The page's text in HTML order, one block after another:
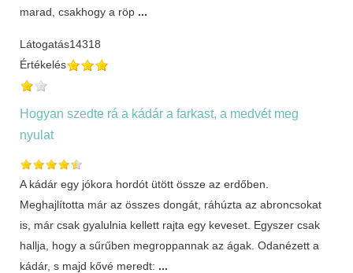
marad, csakhogy a röp ...
Látogatás14318
Értékelés
Hogyan szedte rá a kádár a farkast, a medvét meg
nyulat
A kádár egy jókora hordót ütött össze az erdőben.
Meghajlította már az összes dongát, ráhúzta az abroncsokat
is, már csak gyalulnia kellett rajta egy keveset. Egyszer csak
hallja, hogy a sűrűben megroppannak az ágak. Odanézett a
kádár, s majd kővé meredt: ...